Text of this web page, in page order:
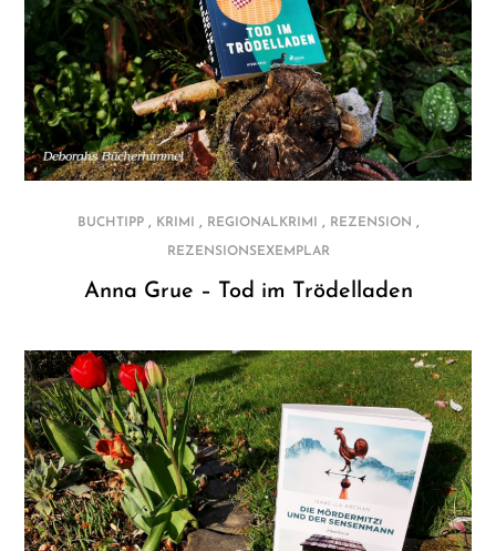
BUCHTIPP, KRIMI , REGIONALKRIMI , REZENSION ,
REZENSIONSEXEMPLAR
Anna Grue – Tod im Trödelladen